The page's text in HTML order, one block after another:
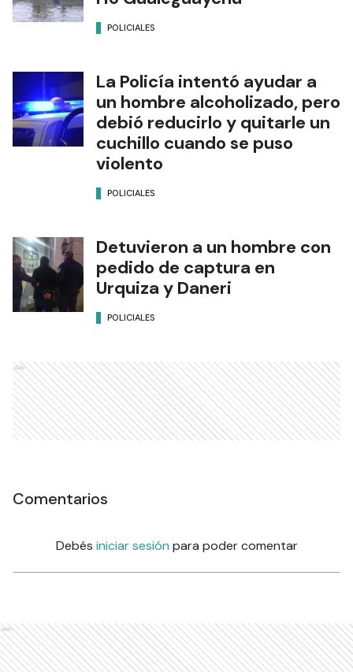
POLICIALES
La Policía intentó ayudar a
un hombre alcoholizado, pero
debió reducirlo y quitarle un
cuchillo cuando se puso
violento
POLICIALES
Detuvieron a un hombre con
pedido de captura en
Urquiza y Daneri
POLICIALES
Ads
Comentarios
Debés iniciar sesión para poder comentar
Ads